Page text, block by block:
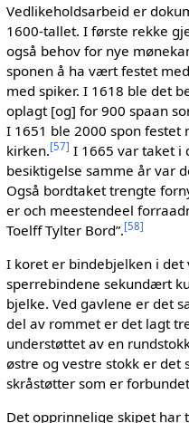
Vedlikeholdsarbeid er
1600-tallet. I første rekke
også behov for nye
sponen å ha vært festet
med spiker. I 1618 ble det
oplagt [og] for 900 spaan
I 1651 ble 2000 spon festet
kirken.[57] I 1665 var taket i
besiktigelse samme år var
Også bordtaket trengte
er och meestendeel
Toelff Tylter Bord”.[58]
I koret er bindebjelken i
sperrebindene sekundært
bjelke. Ved gavlene er det
del av rommet er det lagt
understøttet av en
østre og vestre stokk er det
skråstøtter som er
Det opprinnelige skipet har